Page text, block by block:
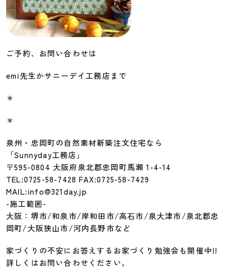
ご予約、お問い合わせは
emi先生かサニーデイ工務店まで
＊
＊
泉州・忠岡町の自然素材新築注文住宅なら
「Sunnyday工務店」
〒595-0804 大阪府泉北郡忠岡町馬瀬 1-4-14
TEL:0725-58-7428 FAX:0725-58-7429
MAIL:info@321day.jp
-施工範囲-
大阪：堺市/和泉市/岸和田市/高石市/泉大津市/泉北郡忠
岡町/大阪狭山市/河内長野市など
家づくりの不安にお答えするお家づくり勉強会も開催中!!
詳しくはお問い合わせください。